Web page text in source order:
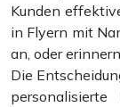
Kunden
in Flyern mit
an, oder
Die